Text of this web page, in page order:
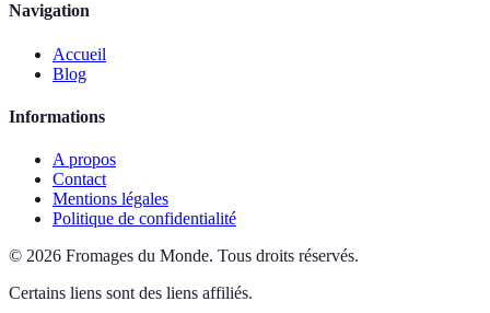
Navigation
Accueil
Blog
Informations
A propos
Contact
Mentions légales
Politique de confidentialité
© 2026 Fromages du Monde. Tous droits réservés.
Certains liens sont des liens affiliés.